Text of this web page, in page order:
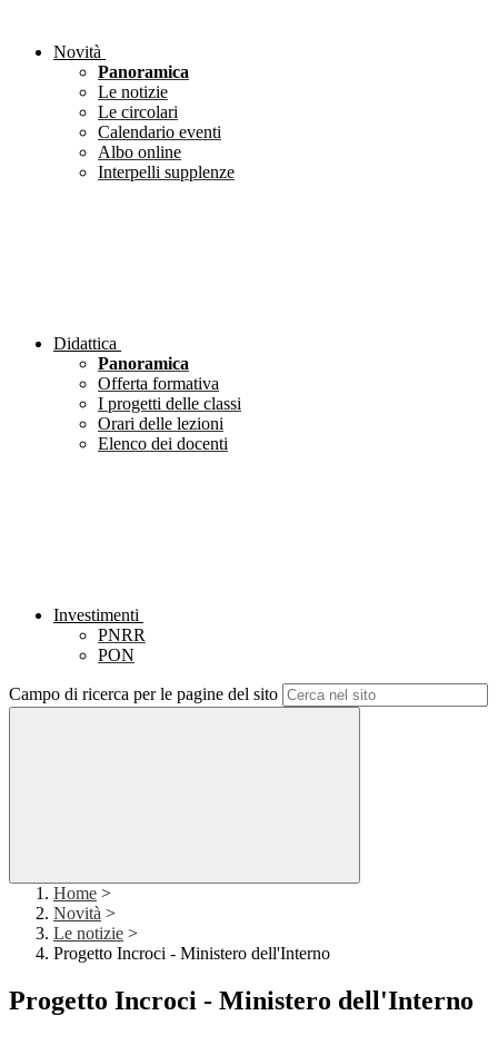
Novità
Panoramica
Le notizie
Le circolari
Calendario eventi
Albo online
Interpelli supplenze
Didattica
Panoramica
Offerta formativa
I progetti delle classi
Orari delle lezioni
Elenco dei docenti
Investimenti
PNRR
PON
Campo di ricerca per le pagine del sito
Home >
Novità >
Le notizie >
Progetto Incroci - Ministero dell'Interno
Progetto Incroci - Ministero dell'Interno